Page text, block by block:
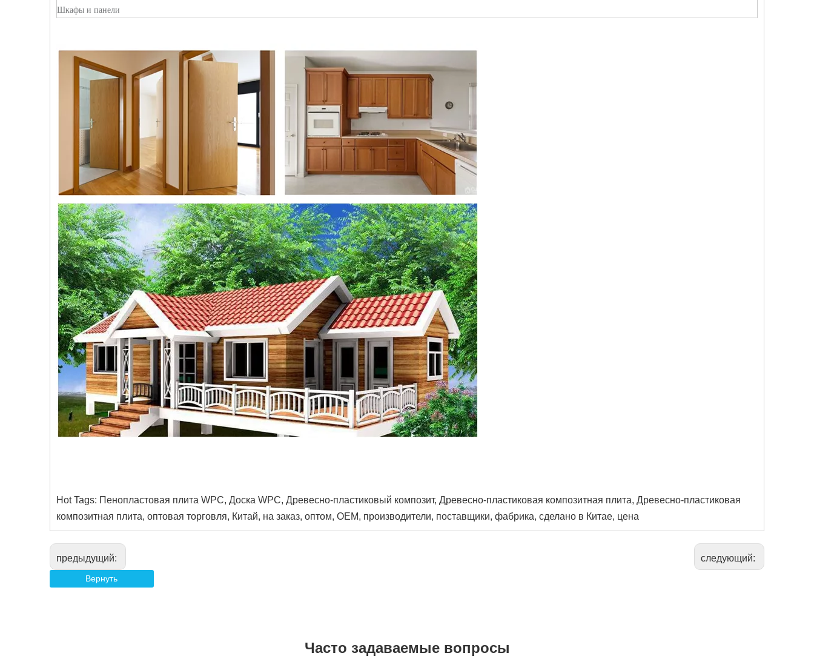
Шкафы и панели
Hot Tags: Пенопластовая плита WPC, Доска WPC, Древесно-пластиковый композит, Древесно-пластиковая композитная плита, Древесно-пластиковая
композитная плита, оптовая торговля, Китай, на заказ, оптом, OEM, производители, поставщики, фабрика, сделано в Китае, цена
предыдущий: следующий:
Вернуть
Часто задаваемые вопросы